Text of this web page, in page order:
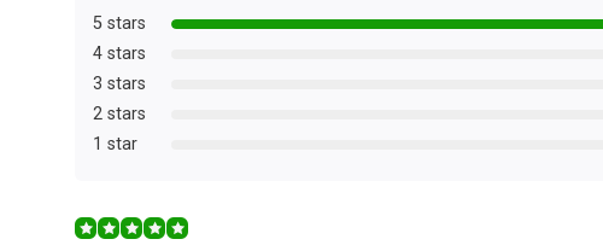
5 stars
4 stars
3 stars
2 stars
1 star